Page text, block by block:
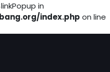
in
index.php on line